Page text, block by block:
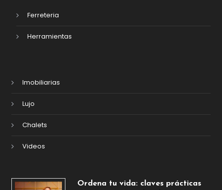
Ferreteria
Herramientas
Imobiliarias
Lujo
Chalets
Videos
Ordena tu vida: claves prácticas